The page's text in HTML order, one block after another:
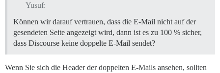
Yusuf:
Können wir darauf vertrauen, dass die E-Mail nicht auf der
gesendeten Seite angezeigt wird, dann ist es zu 100 % sicher,
dass Discourse keine doppelte E-Mail sendet?
Wenn Sie sich die Header der doppelten E-Mails ansehen, sollten